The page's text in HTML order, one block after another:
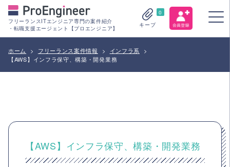
フリーランスITエンジニア専門の案件紹介
・転職支援エージェント【プロエンジニア】
0
キープ
ホーム > フリーランス案件情報 > インフラ系
>
【AWS】インフラ保守、構築・開発業務
【AWS】インフラ保守、構築・開発業務